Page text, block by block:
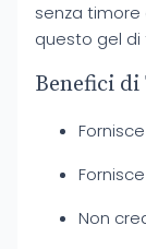
senza
questo gel
Benefici di
Non